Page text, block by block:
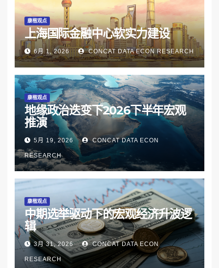
康楷观点
上海国际金融中心软实力建设
6月 1, 2026 CONCAT DATA ECON RESEARCH
康楷观点
地缘政治迭变下2026下半年宏观
推演
5月 19, 2026 CONCAT DATA ECON
RESEARCH
康楷观点
中期选举驱动下的宏观经济升波逻
辑
3月 31, 2026 CONCAT DATA ECON
RESEARCH